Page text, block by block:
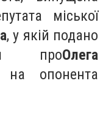
міської
, у якій подано
проОлега
на опонента